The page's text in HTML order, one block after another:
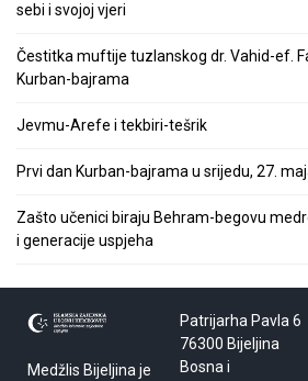
sebi i svojoj vjeri
Čestitka muftije tuzlanskog dr. Vahid-ef.
Kurban-bajrama
Jevmu-Arefe i tekbiri-tešrik
Prvi dan Kurban-bajrama u srijedu, 27.
Zašto učenici biraju Behram-begovu
i generacije uspjeha
Medžlis Bijeljina je
Patrijarha Pavla 6
76300 Bijeljina
Bosna i